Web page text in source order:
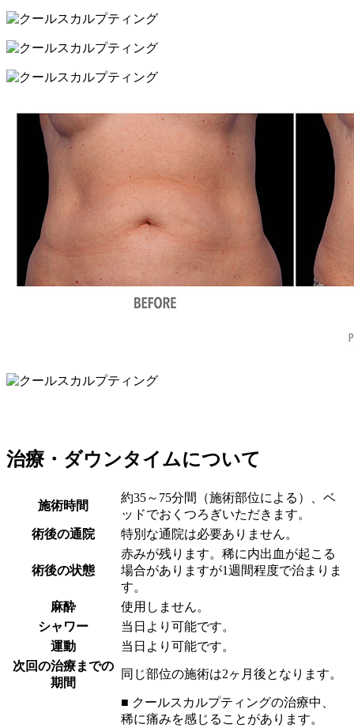
治療・ダウンタイムについて
施術時間
約35～75分間（施術部位による）、ベ
ッドでおくつろぎいただきます。
術後の通院
特別な通院は必要ありません。
術後の状態
赤みが残ります。稀に内出血が起こる
場合がありますが1週間程度で治まりま
す。
麻酔
使用しません。
シャワー
当日より可能です。
運動
当日より可能です。
次回の治療までの
期間
同じ部位の施術は2ヶ月後となります。
■ クールスカルプティングの治療中、
稀に痛みを感じることがあります。